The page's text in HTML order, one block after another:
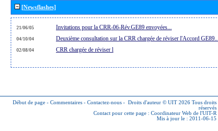
[Newsflashes]
21/06/05 Invitations pour la CRR-06-Rév.GE89 envoyées...
04/10/04 Deuxième consultation sur la CRR chargée de réviser l'Accord
02/08/04 CRR chargée de réviser l
Début de page - Commentaires - Contactez-nous - Droits d'auteur © UIT 2026 Tous droits
réservés
Contact pour cette page : Coordinateur Web de l'UIT-R
Mis à jour le : 2011-06-15